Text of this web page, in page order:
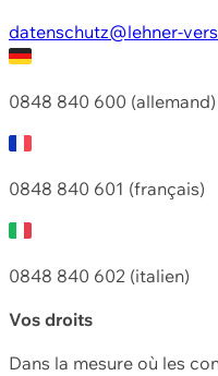
datenschutz@lehner-
0848 840 600 (allemand)
0848 840 601 (français)
0848 840 602 (italien)
Vos droits
Dans la mesure où les